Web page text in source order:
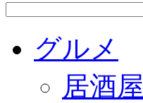
グルメ
居酒屋